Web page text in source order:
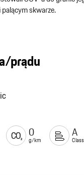
skwarze.
prądu
0
g/km
A
Class